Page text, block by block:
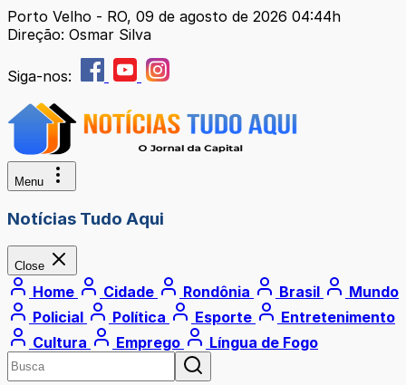
Porto Velho - RO, 09 de agosto de 2026 04:44h
Direção: Osmar Silva
Siga-nos:
Menu
Notícias Tudo Aqui
Close
Home Cidade Rondônia Brasil
Mundo
Policial
Política Esporte
Entretenimento
Cultura
Emprego Língua de Fogo